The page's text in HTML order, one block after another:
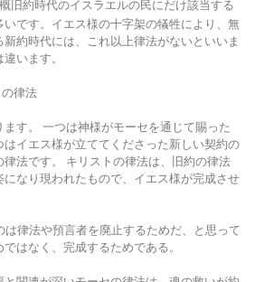
旧約時代のイスラエルの民にだけ該当する
です。イエス様の十字架の犠牲により、無
約時代には、これ以上律法がないといいま
います。
律法
す。 一つは神様がモーセを通じて賜った
イエス様が立ててくださった新しい契約の
法です。 キリストの律法は、旧約の律法
なり現われたもので、イエス様が完成させ
律法や預言者を廃止するためだ、と思って
はなく、完成するためである。